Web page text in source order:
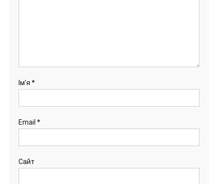
Ім'я *
Email *
Сайт